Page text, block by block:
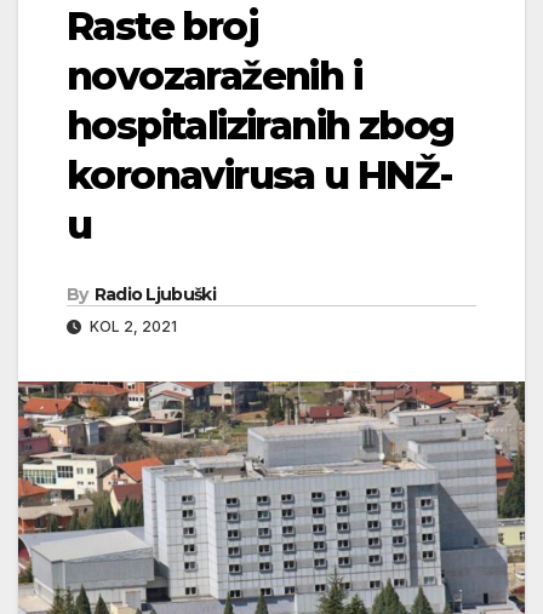
Raste broj
novozaraženih i
hospitaliziranih zbog
koronavirusa u HNŽ-
u
By Radio Ljubuški
KOL 2, 2021